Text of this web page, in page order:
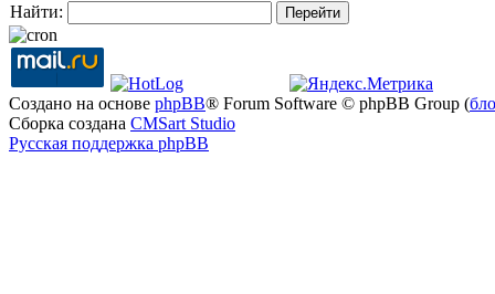
Найти:
Создано на основе phpBB® Forum Software © phpBB Group (
Сборка создана CMSart Studio
Русская поддержка phpBB